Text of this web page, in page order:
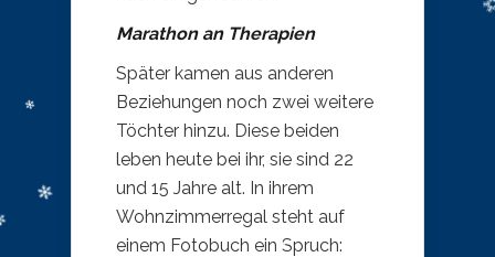
Marathon an Therapien
Später kamen aus anderen
Beziehungen noch zwei weitere
Töchter hinzu. Diese beiden
leben heute bei ihr, sie sind 22
und 15 Jahre alt. In ihrem
Wohnzimmerregal steht auf
einem Fotobuch ein Spruch: